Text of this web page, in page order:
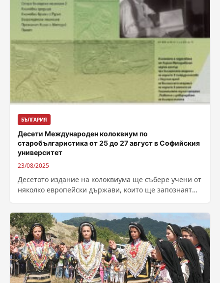
БЪЛГАРИЯ
Десети Международен колоквиум по
старобългаристика от 25 до 27 август в Софийския
университет
23/08/2025
Десетото издание на колоквиума ще събере учени от
няколко европейски държави, които ще запознаят